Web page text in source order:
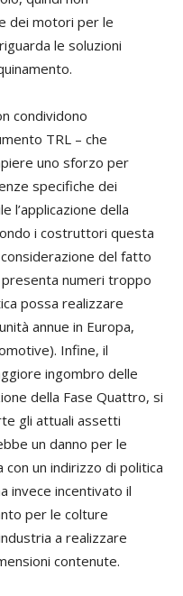
dei motori per le
le soluzioni
condividono
TRL – che
uno sforzo per
specifiche dei
della
i costruttori questa
del fatto
numeri troppo
possa realizzare
annue in Europa,
Infine, il
ingombro delle
della Fase Quattro, si
gli attuali assetti
un danno per le
un indirizzo di politica
invece incentivato il
per le colture
a realizzare
contenute.